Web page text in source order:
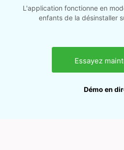
L'application fonctionne en
enfants de la désinstaller
Essayez
Démo en